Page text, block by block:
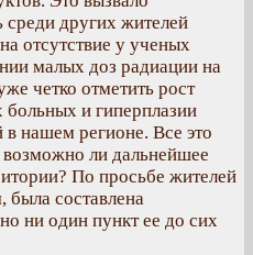
других жителей
отсутствие у ученых
малых доз радиации на
четко отметить рост
больных и гиперплазии
нашем регионе. Все это
возможно ли дальнейшее
По просьбе жителей
была составлена
ни один пункт ее до сих